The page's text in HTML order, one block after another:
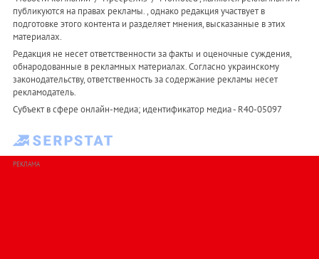
публикуются на правах рекламы. , однако редакция участвует в
подготовке этого контента и разделяет мнения, высказанные в этих
материалах.
Редакция не несет ответственности за факты и оценочные суждения,
обнародованные в рекламных материалах. Согласно украинскому
законодательству, ответственность за содержание рекламы несет
рекламодатель.
Субъект в сфере онлайн-медиа; идентификатор медиа - R40-05097
РЕКЛАМА